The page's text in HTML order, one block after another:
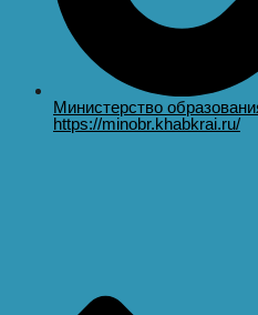
Министерство
https://minobr.khabkrai.ru/